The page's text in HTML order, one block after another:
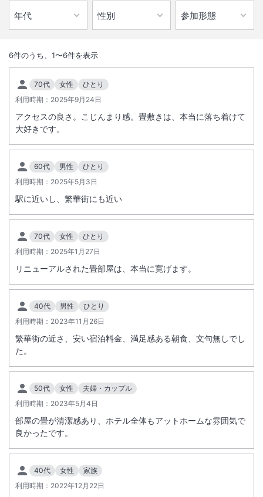
ＪＲ静岡駅より徒歩３分。約10種類から選べるシャンプーバーや300～
400冊もの漫画をご準備し、お客様の泊まりごこちにこだわったホテル
駅徒歩5分
客室清掃は3泊に1回実施しております。 清掃日程の変更は可能です
が、清掃回数が増える場合は、1回につき500円を頂戴いたします。
予約前にお問い合わせ下さい。（予約以外は先着順、有料1泊1100円(税
込)）
・自転車の場合は、ホテル外のスペースに停めていただく場合は、無
ホテル内フロントスペースに停めていただく場合は、1泊1台550円(税
込) 予約以外は先着順 2台まで。
・自転車は客室内にお持ちいただく事は出来かねます。
※重要なお知らせです。必ず続きをご確認ください。
6件のうち、 1〜6件を表示
70代 女性
ひとり
利用時期： 2025年9月24日
アクセスの良さ。こじんまり感。畳敷きは、本当に落ち着けて
大好きです。
60代 男性
ひとり
利用時期： 2025年5月3日
駅に近いし、繁華街にも近い
70代 女性
ひとり
利用時期： 2025年1月27日
リニューアルされた畳部屋は、本当に寛げます。
40代 男性
ひとり
利用時期： 2023年11月26日
繁華街の近さ、安い宿泊料金、満足感ある朝食、文句無しでし
た。
50代 女性
夫婦・カップル
利用時期： 2023年5月4日
部屋の畳が清潔感あり、ホテル全体もアットホームな雰囲気で
良かったです。
40代 女性
家族
利用時期： 2022年12月22日